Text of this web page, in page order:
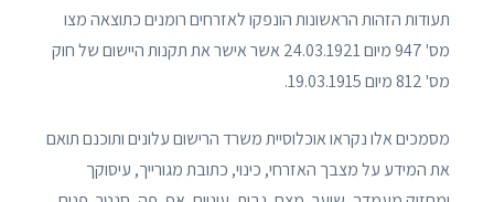
תעודות הזהות הראשונות הונפקו לאזרחים רומנים כתוצאה מצו
מס' 947 מיום 24.03.1921 אשר אישר את תקנות היישום של חוק
מס' 812 מיום 19.03.1915.
מסמכים אלו נקראו אוכלוסיית משרד הרישום עלונים ותוכנם תואם
את המידע על מצבך האזרחי, כינוי, כתובת מגורייך, עיסוקך